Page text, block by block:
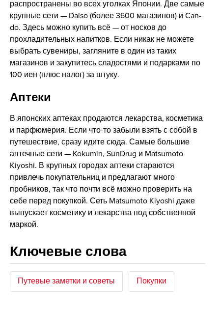
распространены во всех уголках Японии. Две самые
крупные сети — Daiso (более 3600 магазинов) и Can-
do. Здесь можно купить всё — от носков до
прохладительных напитков. Если никак не можете
выбрать сувениры, загляните в один из таких
магазинов и закупитесь сладостями и подарками по
100 иен (плюс налог) за штуку.
Аптеки
В японских аптеках продаются лекарства, косметика
и парфюмерия. Если что-то забыли взять с собой в
путешествие, сразу идите сюда. Самые большие
аптечные сети — Kokumin, SunDrug и Matsumoto
Kiyoshi. В крупных городах аптеки стараются
привлечь покупательниц и предлагают много
пробников, так что почти всё можно проверить на
себе перед покупкой. Сеть Matsumoto Kiyoshi даже
выпускает косметику и лекарства под собственной
маркой.
Ключевые слова
Путевые заметки и советы Покупки